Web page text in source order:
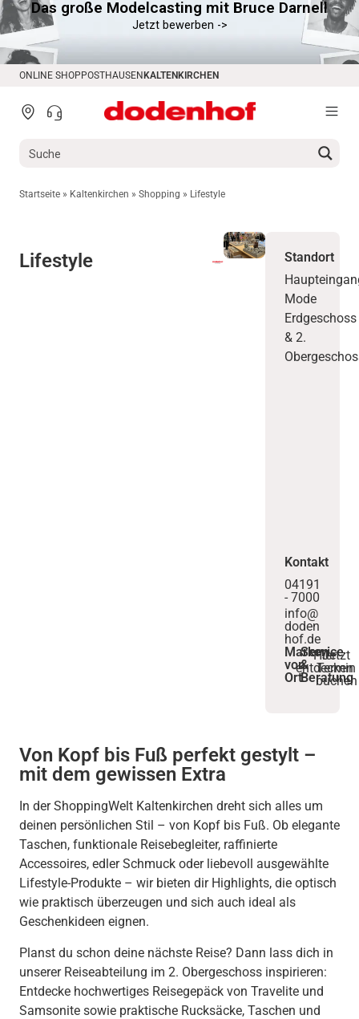
Das große Modelcasting mit Bruce Darnell
Jetzt bewerben ->
ONLINE SHOP POSTHAUSEN KALTENKIRCHEN
Startseite » Kaltenkirchen » Shopping » Lifestyle
Lifestyle
Standort
Mode
Erdgeschoss
& 2.
Kontakt
04191
- 7000
info@
doden
hof.de
Marken
vor
Ort
Hier
entdecken
Service
&
Beratung
Jetzt
Termin
buchen
Von Kopf bis Fuß perfekt gestylt –
mit dem gewissen Extra
In der ShoppingWelt Kaltenkirchen dreht sich alles um
deinen persönlichen Stil – von Kopf bis Fuß. Ob elegante
Taschen, funktionale Reisebegleiter, raffinierte
Accessoires, edler Schmuck oder liebevoll ausgewählte
Lifestyle-Produkte – wir bieten dir Highlights, die optisch
wie praktisch überzeugen und sich auch ideal als
Geschenkideen eignen.
Planst du schon deine nächste Reise? Dann lass dich in
unserer Reiseabteilung im 2. Obergeschoss inspirieren:
Entdecke hochwertiges Reisegepäck von Travelite und
Samsonite sowie praktische Rucksäcke, Taschen und